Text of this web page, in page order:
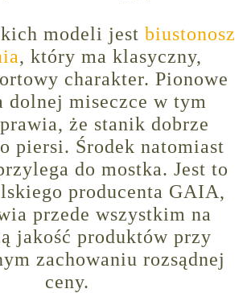
modeli jest biustonosz
, który ma klasyczny,
charakter. Pionowe
dolnej miseczce w tym
że stanik dobrze
piersi. Środek natomiast
do mostka. Jest to
producenta GAIA,
przede wszystkim na
jakość produktów przy
zachowaniu rozsądnej
ceny.